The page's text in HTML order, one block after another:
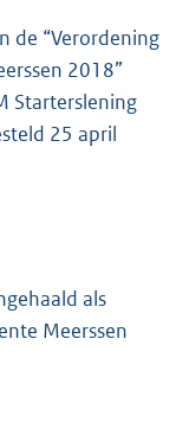
de “Verordening
2018”
Starterslening
25 april
als
Meerssen